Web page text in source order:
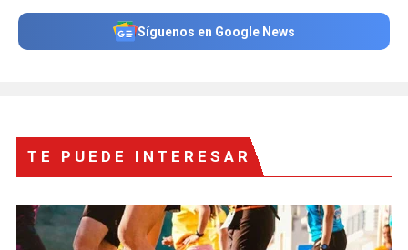
Síguenos en Google News
TE PUEDE INTERESAR